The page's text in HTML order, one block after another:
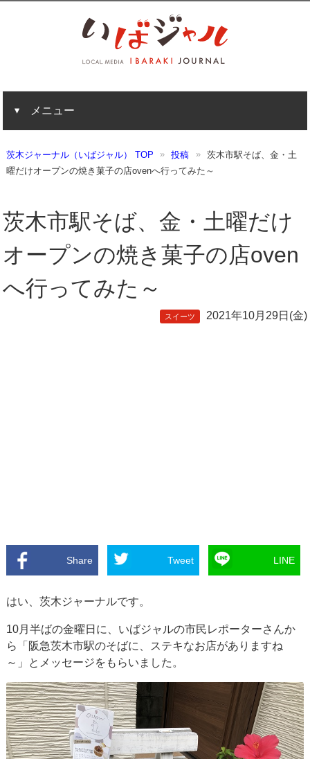
メニュー
茨木ジャーナル（いばジャル） TOP 投稿
茨木市駅そば、金・土
曜だけオープンの焼き菓子の店ovenへ行ってみた～
茨木市駅そば、金・土曜だけ
オープンの焼き菓子の店oven
へ行ってみた～
スイーツ 2021年10月29日(金)
Share Tweet LINE
はい、茨木ジャーナルです。
10月半ばの金曜日に、いばジャルの市民レポーターさんか
ら「阪急茨木市駅のそばに、ステキなお店がありますね
～」とメッセージをもらいました。